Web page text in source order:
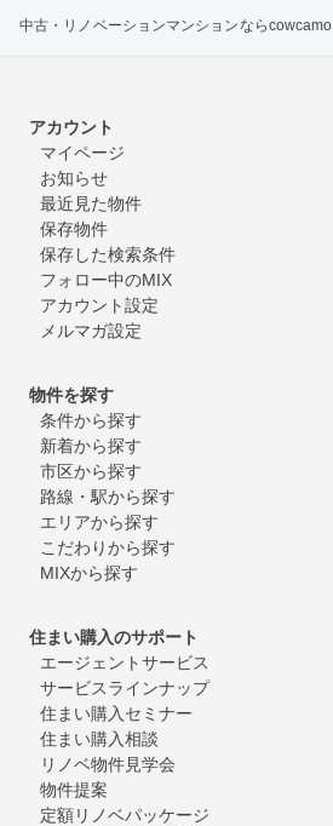
中古・リノベーションマンションならcowcamo
アカウント
マイページ
お知らせ
最近見た物件
保存物件
保存した検索条件
フォロー中のMIX
アカウント設定
メルマガ設定
物件を探す
条件から探す
新着から探す
市区から探す
路線・駅から探す
エリアから探す
こだわりから探す
MIXから探す
住まい購入のサポート
エージェントサービス
サービスラインナップ
住まい購入セミナー
住まい購入相談
リノベ物件見学会
物件提案
定額リノベパッケージ